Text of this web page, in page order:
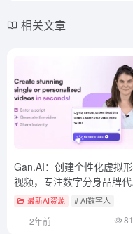
相关文章
Gan.AI：创建个性化虚拟
视频，专注数字分身品牌
人 最新AI资源 # AI数字人
2年前